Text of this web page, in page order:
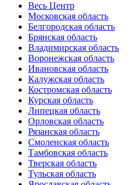
Весь Центр
Московская область
Белгородская область
Брянская область
Владимирская область
Воронежская область
Ивановская область
Калужская область
Костромская область
Курская область
Липецкая область
Орловская область
Рязанская область
Смоленская область
Тамбовская область
Тверская область
Тульская область